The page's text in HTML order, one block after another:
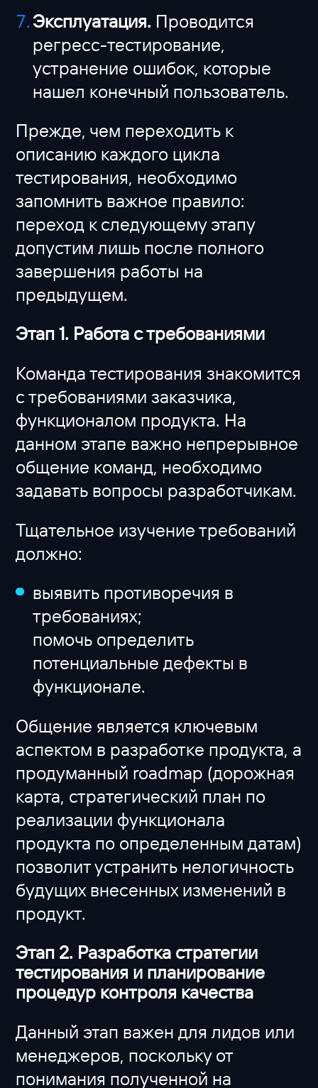
Эксплуатация. Проводится
регресс-тестирование,
устранение ошибок, которые
нашел конечный пользователь.
Прежде, чем переходить к
описанию каждого цикла
тестирования, необходимо
запомнить важное правило:
переход к следующему этапу
допустим лишь после полного
завершения работы на
предыдущем.
Этап 1. Работа с требованиями
Команда тестирования знакомится
с требованиями заказчика,
функционалом продукта. На
данном этапе важно непрерывное
общение команд, необходимо
задавать вопросы разработчикам.
Тщательное изучение требований
должно:
выявить противоречия в
требованиях;
помочь определить
потенциальные дефекты в
функционале.
Общение является ключевым
аспектом в разработке продукта, а
продуманный roadmap (дорожная
карта, стратегический план по
реализации функционала
продукта по определенным датам)
позволит устранить нелогичность
будущих внесенных изменений в
продукт.
Этап 2. Разработка стратегии
тестирования и планирование
процедур контроля качества
Данный этап важен для лидов или
менеджеров, поскольку от
понимания полученной на